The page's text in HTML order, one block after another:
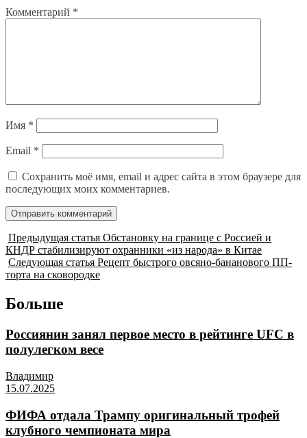
Комментарий *
Имя *
Email *
Сохранить моё имя, email и адрес сайта в этом браузере для
последующих моих комментариев.
Предыдущая статья Обстановку на границе с Россией и
КНДР стабилизируют охранники «из народа» в Китае
Следующая статья Рецепт быстрого овсяно-бананового ПП-
торта на сковородке
Больше
Россиянин занял первое место в рейтинге UFC в
полулегком весе
Владимир
15.07.2025
ФИФА отдала Трампу оригинальный трофей
клубного чемпионата мира